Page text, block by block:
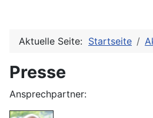
Aktuelle Seite: Startseite
Presse
Ansprechpartner: